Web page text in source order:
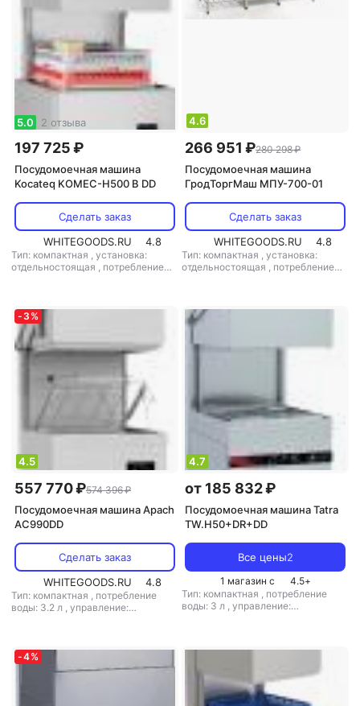
5.0 2 отзыва
197 725 ₽
Посудомоечная машина
Kocateq KOMEC-H500 B DD
Сделать заказ
WHITEGOODS.RU
4.8
Тип: компактная , установка:
отдельностоящая , потребление
4.6
266 951 ₽280 298 ₽
Посудомоечная машина
ГродТоргМаш МПУ-700-01
Сделать заказ
WHITEGOODS.RU
4.8
Тип: компактная , установка:
отдельностоящая , потребление
- 3 %
4.5
557 770 ₽574 396 ₽
Посудомоечная машина Apach
AC990DD
Сделать заказ
WHITEGOODS.RU
4.8
Тип: компактная , потребление
воды: 3.2 л , управление:
4.7
от 185 832 ₽
Посудомоечная машина Tatra
TW.H50+DR+DD
Все цены2
1 магазин с 4.5+
Тип: компактная , потребление
воды: 3 л , управление:
-4%